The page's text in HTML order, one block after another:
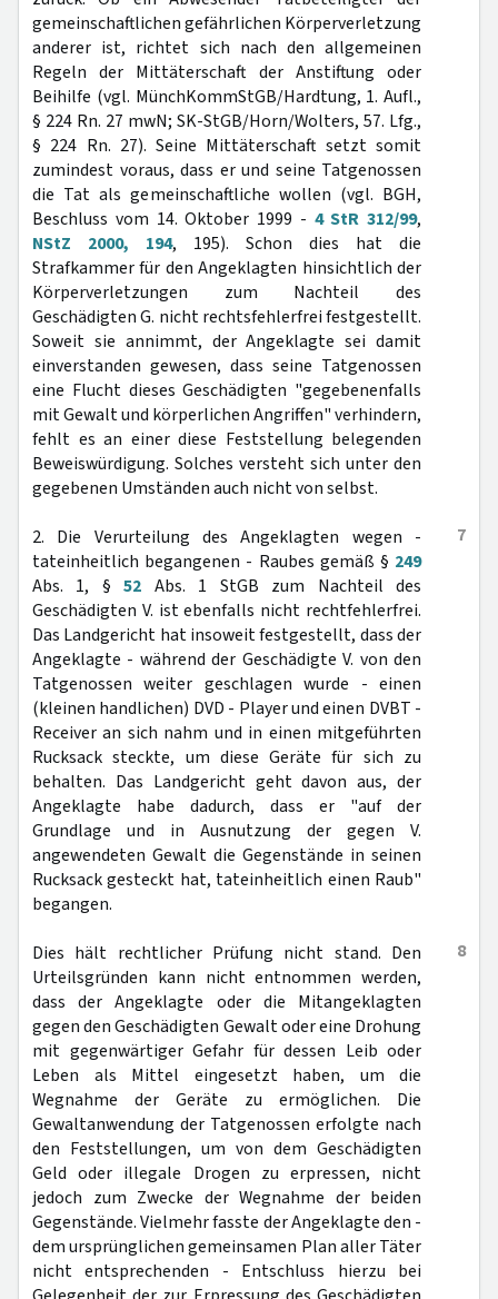
gemeinschaftlichen gefährlichen Körperverletzung
anderer ist, richtet sich nach den allgemeinen
Regeln der Mittäterschaft der Anstiftung oder
Beihilfe (vgl. MünchKommStGB/Hardtung, 1. Aufl.,
§ 224 Rn. 27 mwN; SK-StGB/Horn/Wolters, 57. Lfg.,
§ 224 Rn. 27). Seine Mittäterschaft setzt somit
zumindest voraus, dass er und seine Tatgenossen
die Tat als gemeinschaftliche wollen (vgl. BGH,
Beschluss vom 14. Oktober 1999 - 4 StR 312/99,
NStZ 2000, 194, 195). Schon dies hat die
Strafkammer für den Angeklagten hinsichtlich der
Körperverletzungen zum Nachteil des
Geschädigten G. nicht rechtsfehlerfrei festgestellt.
Soweit sie annimmt, der Angeklagte sei damit
einverstanden gewesen, dass seine Tatgenossen
eine Flucht dieses Geschädigten "gegebenenfalls
mit Gewalt und körperlichen Angriffen" verhindern,
fehlt es an einer diese Feststellung belegenden
Beweiswürdigung. Solches versteht sich unter den
gegebenen Umständen auch nicht von selbst.
7
2. Die Verurteilung des Angeklagten wegen -
tateinheitlich begangenen - Raubes gemäß § 249
Abs. 1, §52 Abs. 1 StGB zum Nachteil des
Geschädigten V. ist ebenfalls nicht rechtfehlerfrei.
Das Landgericht hat insoweit festgestellt, dass der
Angeklagte - während der Geschädigte V. von den
Tatgenossen weiter geschlagen wurde - einen
(kleinen handlichen) DVD - Player und einen DVBT -
Receiver an sich nahm und in einen mitgeführten
Rucksack steckte, um diese Geräte für sich zu
behalten. Das Landgericht geht davon aus, der
Angeklagte habe dadurch, dass er "auf der
Grundlage und in Ausnutzung der gegen V.
angewendeten Gewalt die Gegenstände in seinen
Rucksack gesteckt hat, tateinheitlich einen Raub"
begangen.
8
Dies hält rechtlicher Prüfung nicht stand. Den
Urteilsgründen kann nicht entnommen werden,
dass der Angeklagte oder die Mitangeklagten
gegen den Geschädigten Gewalt oder eine Drohung
mit gegenwärtiger Gefahr für dessen Leib oder
Leben als Mittel eingesetzt haben, um die
Wegnahme der Geräte zu ermöglichen. Die
Gewaltanwendung der Tatgenossen erfolgte nach
den Feststellungen, um von dem Geschädigten
Geld oder illegale Drogen zu erpressen, nicht
jedoch zum Zwecke der Wegnahme der beiden
Gegenstände. Vielmehr fasste der Angeklagte den -
dem ursprünglichen gemeinsamen Plan aller Täter
nicht entsprechenden - Entschluss hierzu bei